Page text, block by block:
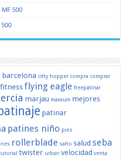
500
barcelona citty hopper compra comprar
fitnessflying eagle freepatinar
marjau maxxum mejores
patinar
patines niño pies
rollerblade salto salud seba
twister urban velocidad venta